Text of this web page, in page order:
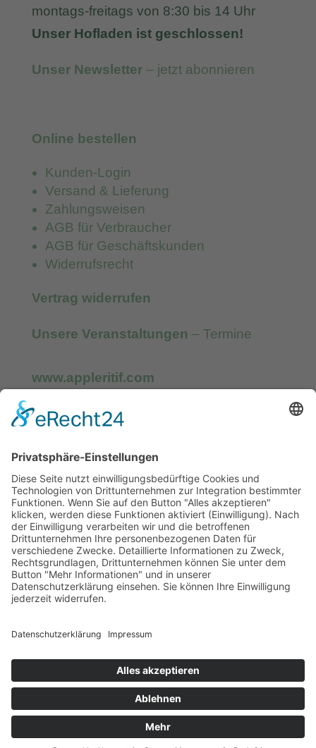
montags-freitags von 8:30 bis 14 Uhr
Unser Hofladen ist geschlossen!
Unser Newsletter– jetzt abonnieren
Online bestellen
Kunden-Login
Versand & Lieferung
Zahlungsweisen
AGB für Verbraucher
AGB für Geschäftskunden
Widerrufsrecht
Vertrag widerrufen
Unsere Veranstaltungen – Termine
www.appleritif.com
© 2026 Clostermann Organics • demeter
Obstplantagen • Wesel am Niederrhein • NRW
Cookie-Einstellungen